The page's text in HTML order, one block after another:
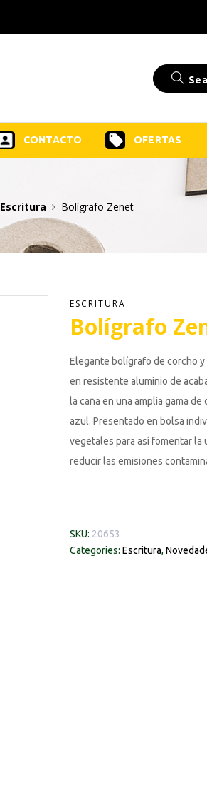
CONTACTO OFERTAS
Escritura Bolígrafo Zenet
ESCRITURA
Bolígrafo
Elegante bolígrafo de corcho
en resistente aluminio de
la caña en una amplia gama
azul. Presentado en bolsa
vegetales para así fomentar la
reducir las emisiones
SKU: 20653
Categories: Escritura,